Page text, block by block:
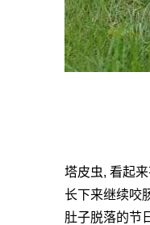
塔皮虫, 看起
长下来继续咬
肚子脱落的节